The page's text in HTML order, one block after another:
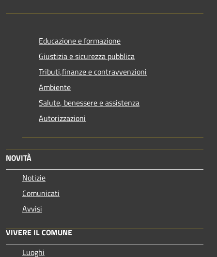
Educazione e formazione
Giustizia e sicurezza pubblica
Tributi,finanze e contravvenzioni
Ambiente
Salute, benessere e assistenza
Autorizzazioni
NOVITÀ
Notizie
Comunicati
Avvisi
VIVERE IL COMUNE
Luoghi